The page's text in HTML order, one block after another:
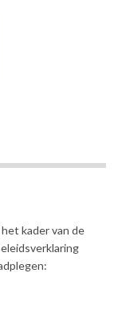
het kader van de